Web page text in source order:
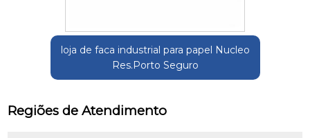
loja de faca industrial para papel Nucleo
Res.Porto Seguro
Regiões de Atendimento